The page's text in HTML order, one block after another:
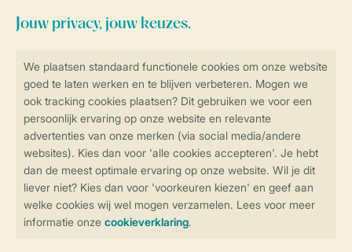
Controle over jouw gegevens &
Veilig en snel online boeken
Veilige gegevensoverdracht
Veilige betaling
Blijf op de hoogte